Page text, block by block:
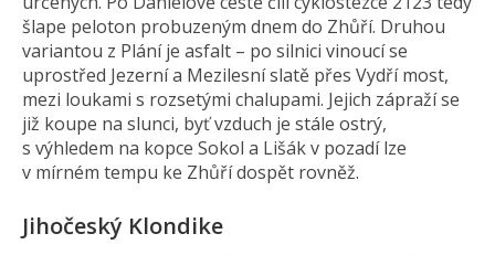
šlape peloton probuzeným dnem do Zhůří. Druhou
variantou z Plání je asfalt – po silnici vinoucí se
uprostřed Jezerní a Mezilesní slatě přes Vydří most,
mezi loukami s rozsetými chalupami. Jejich zápraží se
již koupe na slunci, byť vzduch je stále ostrý,
s výhledem na kopce Sokol a Lišák v pozadí lze
v mírném tempu ke Zhůří dospět rovněž.
Jihočeský Klondike